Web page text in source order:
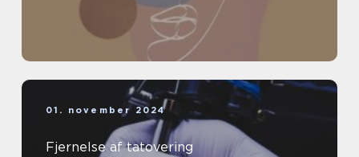
01. november 2024
Fjernelse af tatovering